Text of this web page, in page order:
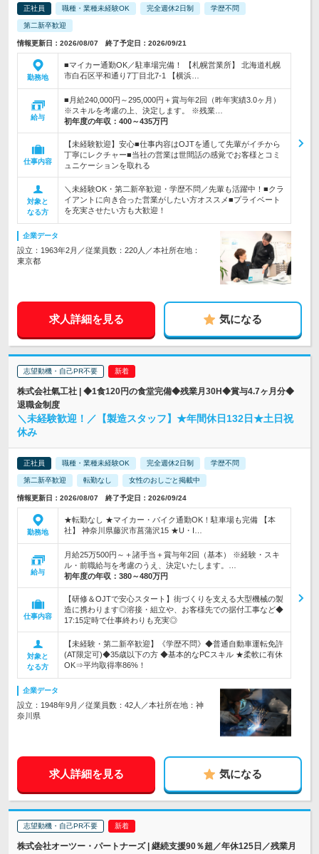
正社員 職種・業種未経験OK 完全週休2日制 学歴不問
第二新卒歓迎
情報更新日：2026/08/07 終了予定日：2026/09/21
勤務地
■マイカー通勤OK／駐車場完備！ 【札幌営業所】 北海道札幌
市白石区平和通り7丁目北7-1 【横浜…
給与
■月給240,000円～295,000円＋賞与年2回（昨年実績3.0ヶ月）
※スキルを考慮の上、決定します。 ※残業…
初年度の年収： 400～435万円
仕事内容
【未経験歓迎】安心■仕事内容はOJTを通して先輩がイチから
丁寧にレクチャー■当社の営業は世間話の感覚でお客様とコミ
ュニケーションを取れる
対象と
なる方
＼未経験OK・第二新卒歓迎・学歴不問／先輩も活躍中！■クラ
イアントに向き合った営業がしたい方オススメ■プライベート
を充実させたい方も大歓迎！
企業データ
設立：1963年2月／従業員数：220人／本社所在地：
東京都
求人詳細を見る 気になる
志望動機・自己PR不要
株式会社氣工社 | ◆1食120円の食堂完備◆残業月30H◆賞与4.7ヶ月分◆
退職金制度
＼未経験歓迎！／【製造スタッフ】★年間休日132日★土日祝
休み
正社員 職種・業種未経験OK 完全週休2日制 学歴不問
第二新卒歓迎 転勤なし 女性のおしごと掲載中
情報更新日：2026/08/07 終了予定日：2026/09/24
勤務地
★転勤なし ★マイカー・バイク通勤OK！駐車場も完備 【本
社】 神奈川県藤沢市菖蒲沢15 ★U・I…
給与
月給25万500円～＋諸手当＋賞与年2回（基本） ※経験・スキ
ル・前職給与を考慮のうえ、決定いたします。…
初年度の年収： 380～480万円
仕事内容
【研修＆OJTで安心スタート】街づくりを支える大型機械の製
造に携わります◎溶接・組立や、お客様先での据付工事など◆
17:15定時で仕事終わりも充実◎
対象と
なる方
【未経験・第二新卒歓迎】《学歴不問》◆普通自動車運転免許
(AT限定可)◆35歳以下の方 ◆基本的なPCスキル ★柔軟に有休
OK⇒平均取得率86%！
企業データ
設立：1948年9月／従業員数：42人／本社所在地：神
奈川県
求人詳細を見る 気になる
志望動機・自己PR不要
株式会社オーツー・パートナーズ | 継続支援90％超／年休125日／残業月